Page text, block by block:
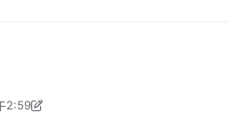
2:59